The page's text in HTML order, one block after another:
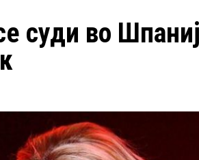
суди во